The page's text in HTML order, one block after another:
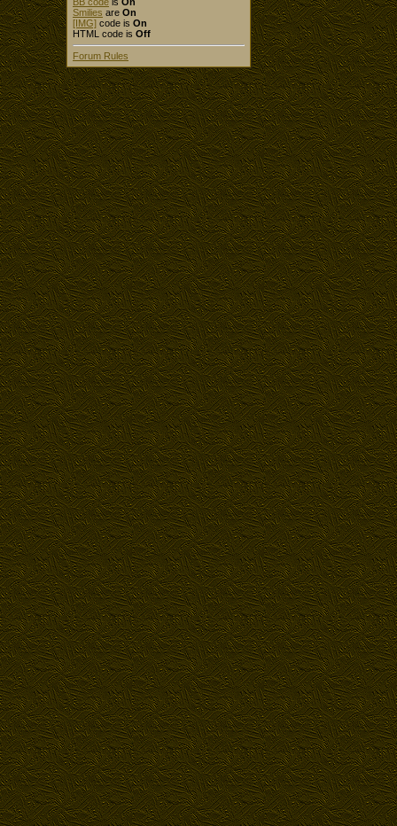
Smilies are On
[IMG] code is On
HTML code is Off
Forum Rules